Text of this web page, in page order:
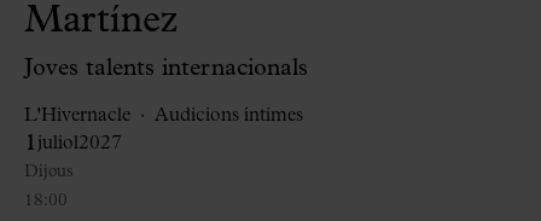
Martínez
Joves talents internacionals
L'Hivernacle Audicions íntimes
1 juliol2027
18:00
Dijous